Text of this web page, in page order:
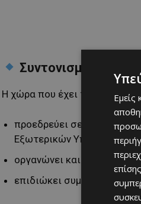
Συντονισμός και
Η χώρα που έχει την
προεδρεύει σε όλες τις
Εξωτερικών Υποθέσεων),
οργανώνει και διευθύνει
επιδιώκει συμβιβασμούς
Εμείς